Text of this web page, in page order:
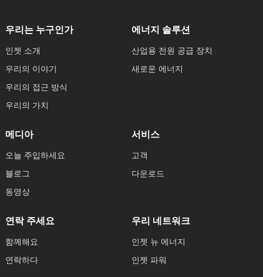
우리는 누구인가
인젯 소개
우리의 이야기
우리의 접근 방식
우리의 가치
에너지 솔루션
산업용 전원 공급 장치
새로운 에너지
메디아
오늘 주입하세요
블로그
동영상
서비스
고객
다운로드
연락 주세요
함께해요
연락하다
우리 네트워크
인젯 뉴 에너지
인젯 파워